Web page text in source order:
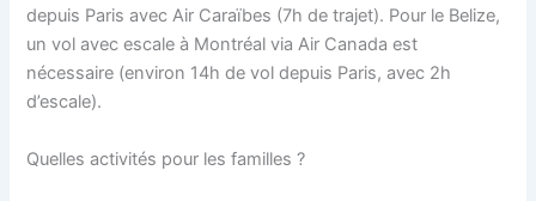
depuis Paris avec Air Caraïbes (7h de trajet). Pour le Belize,
un vol avec escale à Montréal via Air Canada est
nécessaire (environ 14h de vol depuis Paris, avec 2h
d’escale).
Quelles activités pour les familles ?